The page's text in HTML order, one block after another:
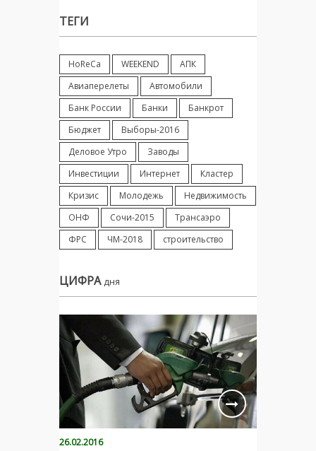
ТЕГИ
HoReCa WEEKEND
АПК
Авиаперелеты
Автомобили
Банк России
Банки
Банкрот
Бюджет
Выборы-2016
Деловое Утро
Заводы
Инвестиции
Интернет
Кластер
Кризис
Молодежь
Недвижимость
ОНФ
Сочи-2015
Трансаэро
ФРС
ЧМ-2018 строительство
ЦИФРА дня
26.02.2016